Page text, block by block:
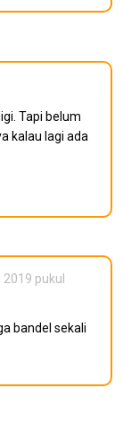
Tapi belum
kalau lagi ada
pukul
bandel sekali